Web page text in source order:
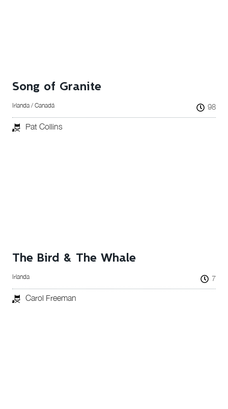
Song of Granite
Irlanda / Canadá 98
Pat Collins
The Bird & The Whale
Irlanda 7
Carol Freeman